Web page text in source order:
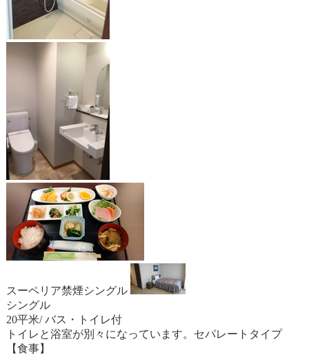
スーペリア禁煙シングル
シングル
20平米/ バス・トイレ付
トイレと浴室が別々になっています。セパレートタイプ
【食事】